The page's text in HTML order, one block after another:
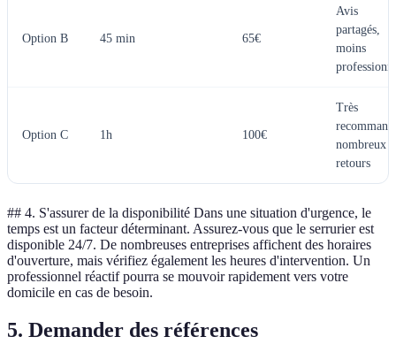
Option B 45 min 65€
Avis
partagés,
moins
Option C 1h 100€
Très
nombreux
retours
## 4. S'assurer de la disponibilité Dans une situation d'urgence, le
temps est un facteur déterminant. Assurez-vous que le serrurier est
disponible 24/7. De nombreuses entreprises affichent des horaires
d'ouverture, mais vérifiez également les heures d'intervention. Un
professionnel réactif pourra se mouvoir rapidement vers votre
domicile en cas de besoin.
5. Demander des références